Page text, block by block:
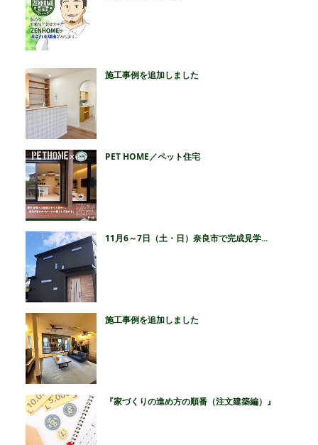
施工事例を追加しました
PET HOME／ペット住宅
11月6～7日（土・日）奈良市で完成見学...
施工事例を追加しました
『家づくりの進め方の順番（注文建築編）』